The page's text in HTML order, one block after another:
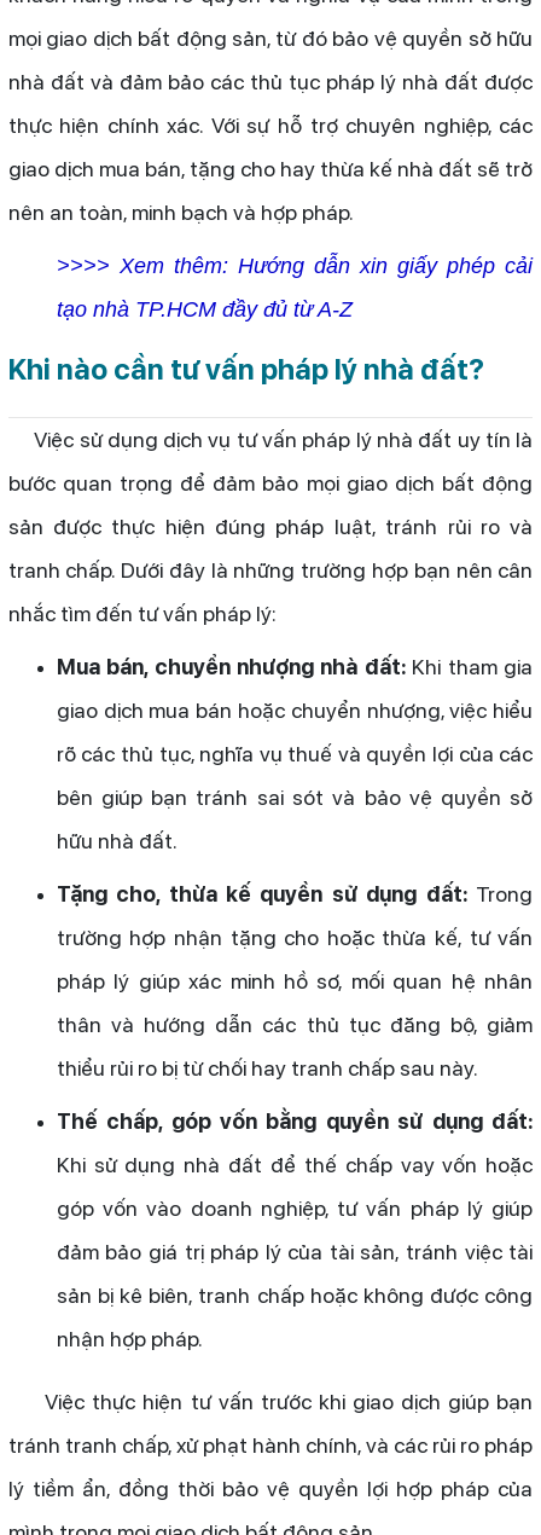
mọi giao dịch bất động sản, từ đó bảo vệ quyền sở hữu
nhà đất và đảm bảo các thủ tục pháp lý nhà đất được
thực hiện chính xác. Với sự hỗ trợ chuyên nghiệp, các
giao dịch mua bán, tặng cho hay thừa kế nhà đất sẽ trở
nên an toàn, minh bạch và hợp pháp.
>>>> Xem thêm: Hướng dẫn xin giấy phép cải
tạo nhà TP.HCM đầy đủ từ A-Z
Khi nào cần tư vấn pháp lý nhà đất?
Việc sử dụng dịch vụ tư vấn pháp lý nhà đất uy tín là
bước quan trọng để đảm bảo mọi giao dịch bất động
sản được thực hiện đúng pháp luật, tránh rủi ro và
tranh chấp. Dưới đây là những trường hợp bạn nên cân
nhắc tìm đến tư vấn pháp lý:
Mua bán, chuyển nhượng nhà đất:Khi tham gia
giao dịch mua bán hoặc chuyển nhượng, việc hiểu
rõ các thủ tục, nghĩa vụ thuế và quyền lợi của các
bên giúp bạn tránh sai sót và bảo vệ quyền sở
hữu nhà đất.
Tặng cho, thừa kế quyền sử dụng đất:Trong
trường hợp nhận tặng cho hoặc thừa kế, tư vấn
pháp lý giúp xác minh hồ sơ, mối quan hệ nhân
thân và hướng dẫn các thủ tục đăng bộ, giảm
thiểu rủi ro bị từ chối hay tranh chấp sau này.
Thế chấp, góp vốn bằng quyền sử dụng đất:
Khi sử dụng nhà đất để thế chấp vay vốn hoặc
góp vốn vào doanh nghiệp, tư vấn pháp lý giúp
đảm bảo giá trị pháp lý của tài sản, tránh việc tài
sản bị kê biên, tranh chấp hoặc không được công
nhận hợp pháp.
Việc thực hiện tư vấn trước khi giao dịch giúp bạn
tránh tranh chấp, xử phạt hành chính, và các rủi ro pháp
lý tiềm ẩn, đồng thời bảo vệ quyền lợi hợp pháp của